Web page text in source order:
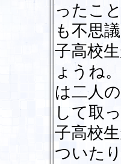
ったこ
も不思
子高校
ょうね
は二人
して取
子高校
ついた